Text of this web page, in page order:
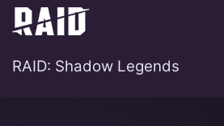
RAID: Shadow Legends